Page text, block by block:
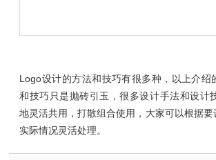
Logo设计的方法和技巧有很多种，以上介绍
和技巧只是抛砖引玉，很多设计手法和设计
地灵活共用，打散组合使用，大家可以根据
实际情况灵活处理。